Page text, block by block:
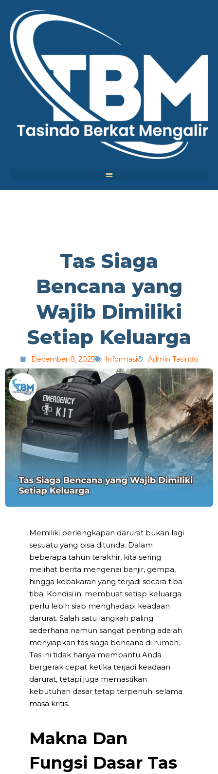
Tas Siaga
Bencana yang
Wajib Dimiliki
Setiap Keluarga
December 8, 2025 Informasi Admin Tasindo
Memiliki perlengkapan darurat bukan lagi
sesuatu yang bisa ditunda. Dalam
beberapa tahun terakhir, kita sering
melihat berita mengenai banjir, gempa,
hingga kebakaran yang terjadi secara tiba
tiba. Kondisi ini membuat setiap keluarga
perlu lebih siap menghadapi keadaan
darurat. Salah satu langkah paling
sederhana namun sangat penting adalah
menyiapkan tas siaga bencana di rumah.
Tas ini tidak hanya membantu Anda
bergerak cepat ketika terjadi keadaan
darurat, tetapi juga memastikan
kebutuhan dasar tetap terpenuhi selama
masa kritis.
Makna Dan
Fungsi Dasar Tas